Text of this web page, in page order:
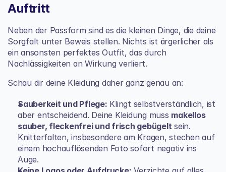
Auftritt
Neben der Passform sind es die kleinen Dinge, die deine
Sorgfalt unter Beweis stellen. Nichts ist ärgerlicher als
ein ansonsten perfektes Outfit, das durch
Nachlässigkeiten an Wirkung verliert.
Schau dir deine Kleidung daher ganz genau an:
Sauberkeit und Pflege: Klingt selbstverständlich, ist
aber entscheidend. Deine Kleidung muss makellos
sauber, fleckenfrei und frisch gebügelt sein.
Knitterfalten, insbesondere am Kragen, stechen auf
einem hochauflösenden Foto sofort negativ ins
Auge.